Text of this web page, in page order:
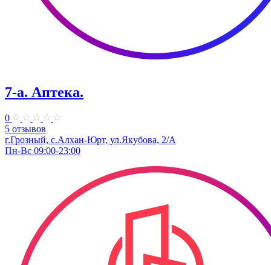
7-а. Аптека.
0
5 отзывов
г.Грозный, с.Алхан-Юрт, ул.Якубова, 2/А
Пн-Вс 09:00-23:00